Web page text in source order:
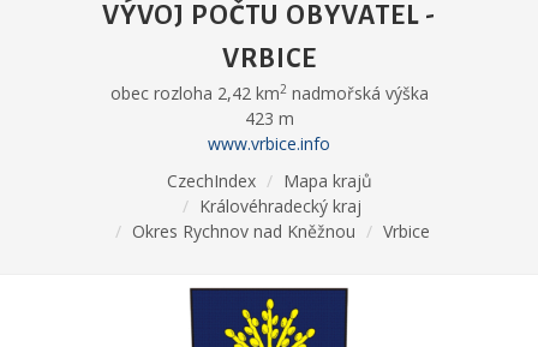
VÝVOJ POČTU OBYVATEL -
VRBICE
obec rozloha 2,42 km2nadmořská výška
423 m
www.vrbice.info
CzechIndex
Mapa krajů
Královéhradecký kraj
Okres Rychnov nad Kněžnou
Vrbice